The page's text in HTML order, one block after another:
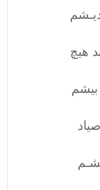
هیچ